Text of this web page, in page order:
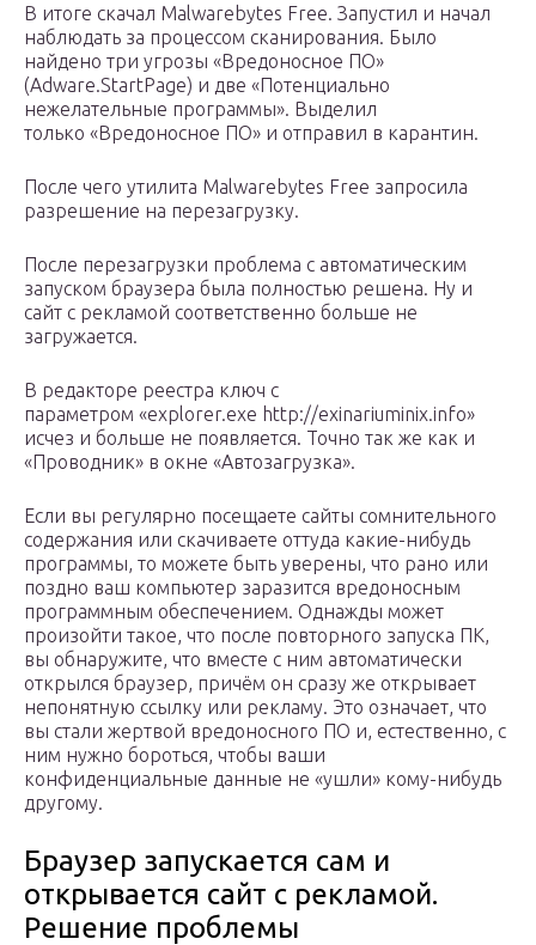
В итоге скачал Malwarebytes Free. Запустил и начал
наблюдать за процессом сканирования. Было
найдено три угрозы «Вредоносное ПО»
(Adware.StartPage) и две «Потенциально
нежелательные программы». Выделил
только «Вредоносное ПО» и отправил в карантин.
После чего утилита Malwarebytes Free запросила
разрешение на перезагрузку.
После перезагрузки проблема с автоматическим
запуском браузера была полностью решена. Ну и
сайт с рекламой соответственно больше не
загружается.
В редакторе реестра ключ с
параметром «explorer.exe http://exinariuminix.info»
исчез и больше не появляется. Точно так же как и
«Проводник» в окне «Автозагрузка».
Если вы регулярно посещаете сайты сомнительного
содержания или скачиваете оттуда какие-нибудь
программы, то можете быть уверены, что рано или
поздно ваш компьютер заразится вредоносным
программным обеспечением. Однажды может
произойти такое, что после повторного запуска ПК,
вы обнаружите, что вместе с ним автоматически
открылся браузер, причём он сразу же открывает
непонятную ссылку или рекламу. Это означает, что
вы стали жертвой вредоносного ПО и, естественно, с
ним нужно бороться, чтобы ваши
конфиденциальные данные не «ушли» кому-нибудь
другому.
Браузер запускается сам и
открывается сайт с рекламой.
Решение проблемы